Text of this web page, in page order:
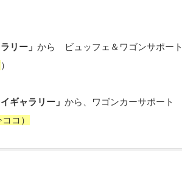
リー」 から ビュッフェ＆ワゴンサポート
）
ギャラリー」 から、ワゴンカーサポート
コ）